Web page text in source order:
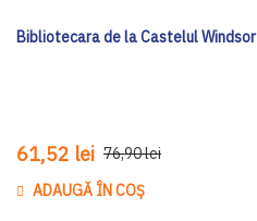
Bibliotecara de la Castelul Windsor
61,52 lei 76,90 lei
ADAUGĂ ÎN COȘ